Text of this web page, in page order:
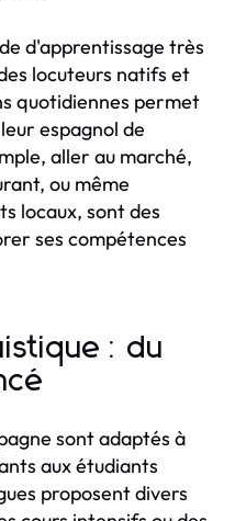
d'apprentissage très
locuteurs natifs et
quotidiennes permet
espagnol de
aller au marché,
ou même
locaux, sont des
ses compétences
: du
sont adaptés à
aux étudiants
proposent divers